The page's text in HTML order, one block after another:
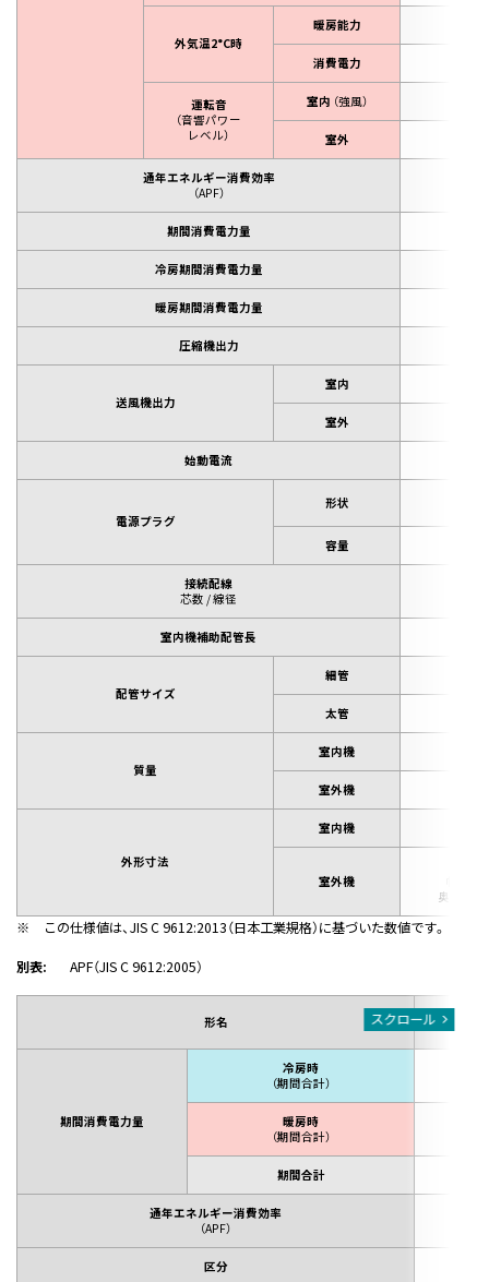
外気温2°C時
暖房能力
消費電力
運転音
（音響パワー
レベル）
室内 （強風）
室外
通年エネルギー消費効率
（APF）
期間消費電力量
冷房期間消費電力量
暖房期間消費電力量
圧縮機出力
送風機出力
室内
室外
始動電流
電源プラグ
形状
容量
接続配線
芯数 / 線径
室内機補助配管長
配管サイズ
細管
太管
質量
室内機
室外機
外形寸法
室内機
室外機
奥行290
※
この仕様値は、JIS C 9612:2013（日本工業規格）に基づいた数値です。
別表:
APF（JIS C 9612:2005）
形名
期間消費電力量
冷房時
（期間合計）
暖房時
（期間合計）
期間合計
通年エネルギー消費効率
（APF）
区分
スクロール